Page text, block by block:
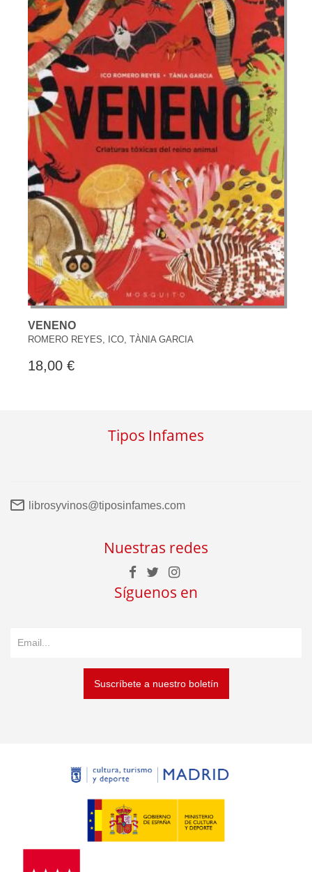
VENENO
ROMERO REYES, ICO, TÀNIA GARCIA
18,00 €
Tipos Infames
librosyvinos@tiposinfames.com
Nuestras redes
Síguenos en
Suscríbete a nuestro boletín